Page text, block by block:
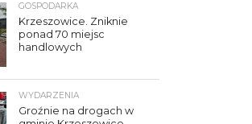
GOSPODARKA
Krzeszowice. Zniknie
ponad 70 miejsc
handlowych
WYDARZENIA
Groźnie na drogach w